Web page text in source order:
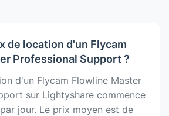
de location d'un Flycam
Professional Support ?
d'un Flycam Flowline Master
sur Lightyshare commence
jour. Le prix moyen est de